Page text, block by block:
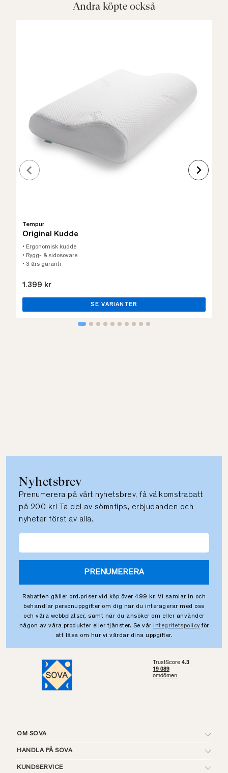
Andra köpte också
Tempur
Original Kudde
• Ergonomisk kudde
• Rygg- & sidosovare
• 3 års garanti
1.399 kr
SE VARIANTER
Nyhetsbrev
Prenumerera på vårt nyhetsbrev, få välkomstrabatt
på 200 kr! Ta del av sömntips, erbjudanden och
nyheter först av alla.
PRENUMERERA
Rabatten gäller ord.priser vid köp över 499 kr. Vi samlar in och
behandlar personuppgifter om dig när du interagerar med oss
och våra webbplatser, samt när du ansöker om eller använder
någon av våra produkter eller tjänster. Se vår integritetspolicy för
att läsa om hur vi vårdar dina uppgifter.
OM SOVA
HANDLA PÅ SOVA
KUNDSERVICE